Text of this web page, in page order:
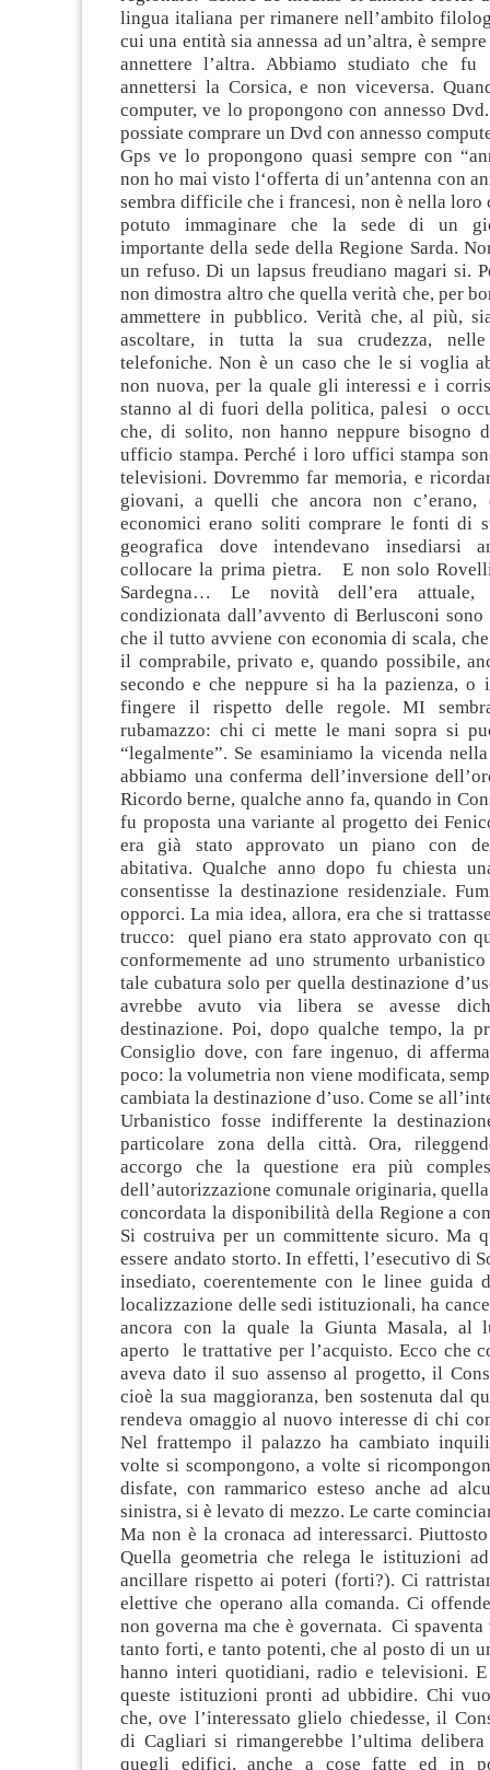
lingua italiana per rimanere nell’ambito
cui una entità sia annessa ad un’altra, è
annettere l’altra. Abbiamo studiato che
annettersi la Corsica, e non viceversa.
computer, ve lo propongono con annesso
possiate comprare un Dvd con annesso
Gps ve lo propongono quasi sempre con
non ho mai visto l‘offerta di un’antenna con
sembra difficile che i francesi, non è nella loro
potuto immaginare che la sede di un
importante della sede della Regione Sarda.
un refuso. Di un lapsus freudiano magari si.
non dimostra altro che quella verità che, per
ammettere in pubblico. Verità che, al più,
ascoltare, in tutta la sua crudezza, nelle
telefoniche. Non è un caso che le si voglia
non nuova, per la quale gli interessi e i
stanno al di fuori della politica, palesi o
che, di solito, non hanno neppure bisogno
ufficio stampa. Perché i loro uffici stampa
televisioni. Dovremmo far memoria, e
giovani, a quelli che ancora non c’erano,
economici erano soliti comprare le fonti di
geografica dove intendevano insediarsi
collocare la prima pietra. E non solo
Sardegna… Le novità dell’era attuale,
condizionata dall’avvento di Berlusconi
che il tutto avviene con economia di scala,
il comprabile, privato e, quando possibile,
secondo e che neppure si ha la pazienza, o
fingere il rispetto delle regole. MI
rubamazzo: chi ci mette le mani sopra si
“legalmente”. Se esaminiamo la vicenda
abbiamo una conferma dell’inversione
Ricordo berne, qualche anno fa, quando in
fu proposta una variante al progetto dei
era già stato approvato un piano con
abitativa. Qualche anno dopo fu chiesta
consentisse la destinazione residenziale.
opporci. La mia idea, allora, era che si
trucco: quel piano era stato approvato con
conformemente ad uno strumento
tale cubatura solo per quella destinazione
avrebbe avuto via libera se avesse
destinazione. Poi, dopo qualche tempo, la
Consiglio dove, con fare ingenuo, di
poco: la volumetria non viene modificata,
cambiata la destinazione d’uso. Come se
Urbanistico fosse indifferente la
particolare zona della città. Ora,
accorgo che la questione era più
dell’autorizzazione comunale originaria,
concordata la disponibilità della Regione a
Si costruiva per un committente sicuro. Ma
essere andato storto. In effetti, l’esecutivo di
insediato, coerentemente con le linee guida
localizzazione delle sedi istituzionali, ha
ancora con la quale la Giunta Masala, al
aperto le trattative per l’acquisto. Ecco che
aveva dato il suo assenso al progetto, il
cioè la sua maggioranza, ben sostenuta dal
rendeva omaggio al nuovo interesse di chi
Nel frattempo il palazzo ha cambiato
volte si scompongono, a volte si
disfate, con rammarico esteso anche ad
sinistra, si è levato di mezzo. Le carte
Ma non è la cronaca ad interessarci.
Quella geometria che relega le istituzioni
ancillare rispetto ai poteri (forti?). Ci
elettive che operano alla comanda. Ci
non governa ma che è governata. Ci spaventa
tanto forti, e tanto potenti, che al posto di un
hanno interi quotidiani, radio e televisioni.
queste istituzioni pronti ad ubbidire. Chi
che, ove l’interessato glielo chiedesse, il
di Cagliari si rimangerebbe l’ultima
quegli edifici, anche a cose fatte ed in